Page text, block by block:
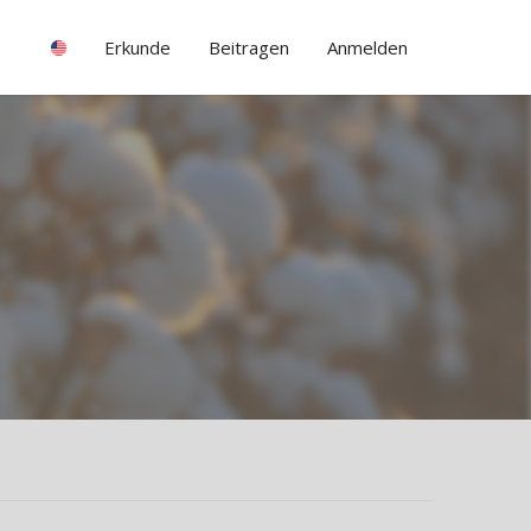
Erkunde Beitragen Anmelden